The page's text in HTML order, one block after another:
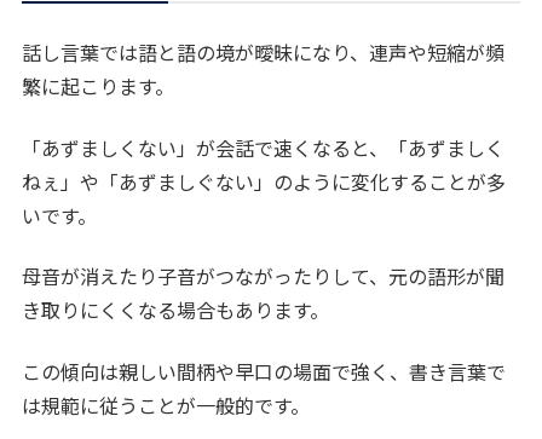
話し言葉では語と語の境が曖昧になり、連声や短縮が頻
繁に起こります。
「あずましくない」が会話で速くなると、「あずましく
ねぇ」や「あずましぐない」のように変化することが多
いです。
母音が消えたり子音がつながったりして、元の語形が聞
き取りにくくなる場合もあります。
この傾向は親しい間柄や早口の場面で強く、書き言葉で
は規範に従うことが一般的です。